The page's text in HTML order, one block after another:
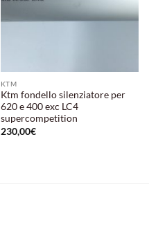
KTM
Ktm fondello silenziatore per
620 e 400 exc LC4
supercompetition
230,00€